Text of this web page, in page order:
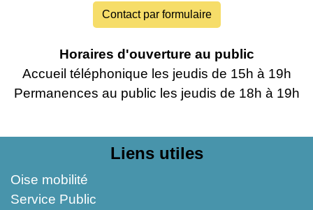
Contact par formulaire
Horaires d'ouverture au public
Accueil téléphonique les jeudis de 15h à 19h
Permanences au public les jeudis de 18h à 19h‍‍
Liens utiles
Oise mobilité
Service Public